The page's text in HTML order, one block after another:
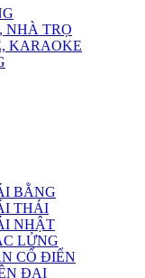
NHÀ TRỌ
KARAOKE
BẰNG
THÁI
NHẬT
LỬNG
CỔ ĐIỂN
ĐẠI